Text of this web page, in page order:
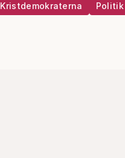
Kristdemokraterna Politik